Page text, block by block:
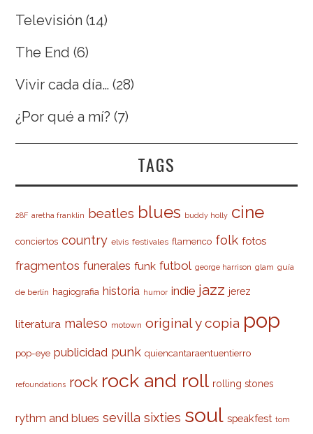
Televisión (14)
The End (6)
Vivir cada día… (28)
¿Por qué a mí? (7)
TAGS
28F aretha franklin beatles blues buddy holly cine
conciertos country elvis festivales flamenco folk fotos
fragmentos funerales funk futbol george harrison glam guía
de berlín hagiografia historia humor indie jazz jerez
literatura maleso motown original y copia pop
pop-eye publicidad punk quiencantaraentuentierro
refoundations rock rock and roll rolling stones
rythm and blues sevilla sixties soul speakfest tom